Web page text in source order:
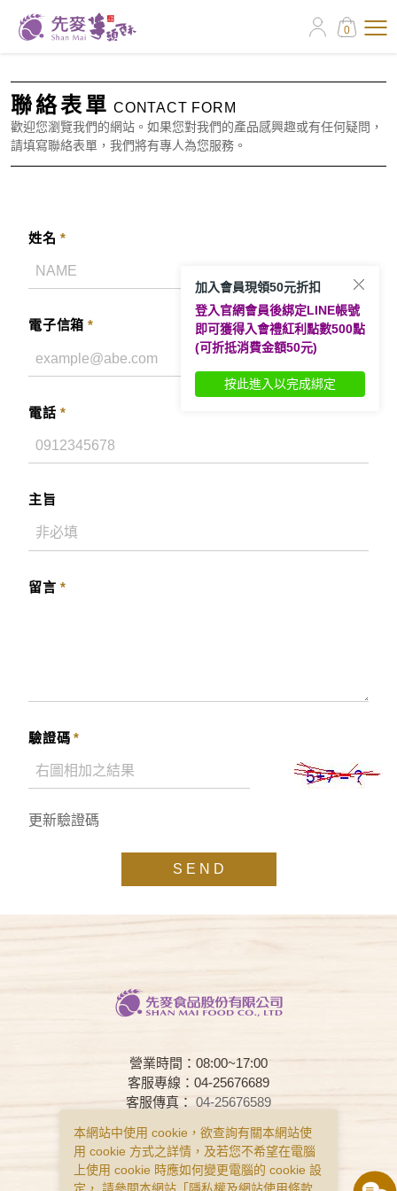
0
聯絡表單 CONTACT FORM
歡迎您瀏覽我們的網站。如果您對我們的產品感興趣或有任何疑問，
請填寫聯絡表單，我們將有專人為您服務。
姓名 *
電子信箱 *
電話 *
主旨
留言 *
驗證碼 *
更新驗證碼
S E N D
營業時間：08:00~17:00
客服專線：04-25676689
客服傳真： 04-25676589
常見問題 購物說明
隱私權政策
服務條款
本網站中使用 cookie，欲查詢有關本網站使
用 cookie 方式之詳情，及若您不希望在電腦
上使用 cookie 時應如何變更電腦的 cookie 設
加入會員現領50元折扣
登入官網會員後綁定LINE帳號
即可獲得入會禮紅利點數500點
(可折抵消費金額50元)
按此進入以完成綁定